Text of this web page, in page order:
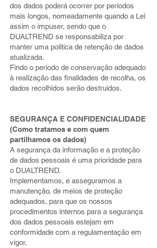
dos dados poderá ocorrer por períodos
mais longos, nomeadamente quando a Lei
assim o impuser, sendo que o
DUALTREND se responsabiliza por
manter uma política de retenção de dados
atualizada.
Findo o período de conservação adequado
à realização das finalidades de recolha, os
dados recolhidos serão destruídos.
SEGURANÇA E CONFIDENCIALIDADE
(Como tratamos e com quem
partilhamos os dados)
A segurança da informação e a proteção
de dados pessoais é uma prioridade para
o DUALTREND.
Implementamos, e asseguramos a
manutenção, de meios de proteção
adequados, para que os nossos
procedimentos internos para a segurança
dos dados pessoais estejam em
conformidade com a regulamentação em
vigor.